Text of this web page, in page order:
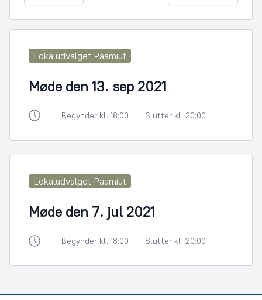
Lokaludvalget Paamiut
Møde den 13. sep 2021
Begynder kl. 18:00 Slutter kl. 20:00
Lokaludvalget Paamiut
Møde den 7. jul 2021
Begynder kl. 18:00 Slutter kl. 20:00